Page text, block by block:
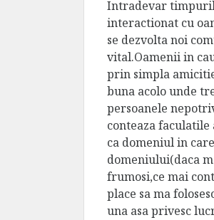
s
:
Intradevar
interactionat cu
se dezvolta noi
vital.Oamenii in
prin simpla
buna acolo unde
persoanele
conteaza
ca domeniul in
domeniului(daca
frumosi,ce mai
place sa ma
una asa privesc